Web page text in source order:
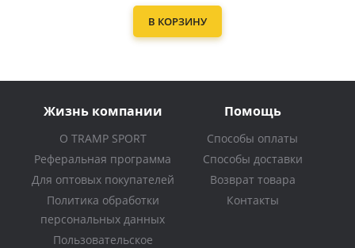
В КОРЗИНУ
Жизнь компании
О TRAMP SPORT
Реферальная программа
Для оптовых покупателей
Политика обработки
персональных данных
Пользовательское
Помощь
Способы оплаты
Способы доставки
Возврат товара
Контакты